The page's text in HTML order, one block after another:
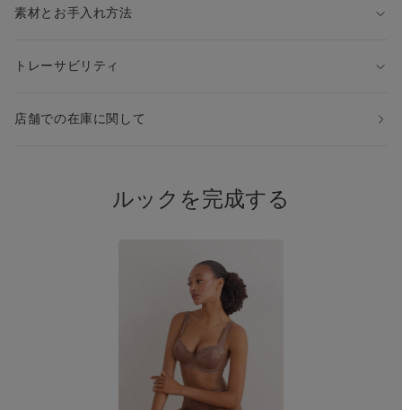
◆同じシェイプの異なる素材ブラ
す。
素材とお手入れ方法
トレーサビリティ
店舗での在庫に関して
ルックを完成する